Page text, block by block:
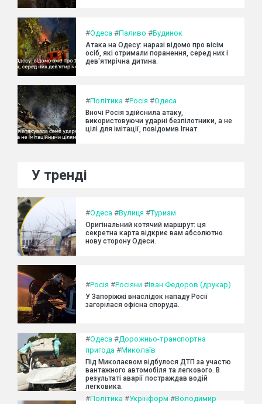
#Одеса #Паливо #Будинок
Атака на Одесу: наразі відомо про вісім
осіб, які отримали поранення, серед них і
дев'ятирічна дитина.
#Політика #Росія #Одеса
Вночі Росія здійснила атаку,
використовуючи ударні безпілотники, а не
цілі для імітації, повідомив Ігнат.
У тренді
#Одеса #Вулиця #Туризм
Оригінальний котячий маршрут: ця
секретна карта відкриє вам абсолютно
нову сторону Одеси.
#Росія #Росіяни #Іван Федоров (друкар)
У Запоріжжі внаслідок нападу Росії
загорілася офісна споруда.
#Одеса #Дорожньо-транспортна
пригода #Миколаїв
Під Миколаєвом відбулося ДТП за участю
вантажного автомобіля та легкового. В
результаті аварії постраждав водій
легковика.
#Політика #Укрінформ #Володимир